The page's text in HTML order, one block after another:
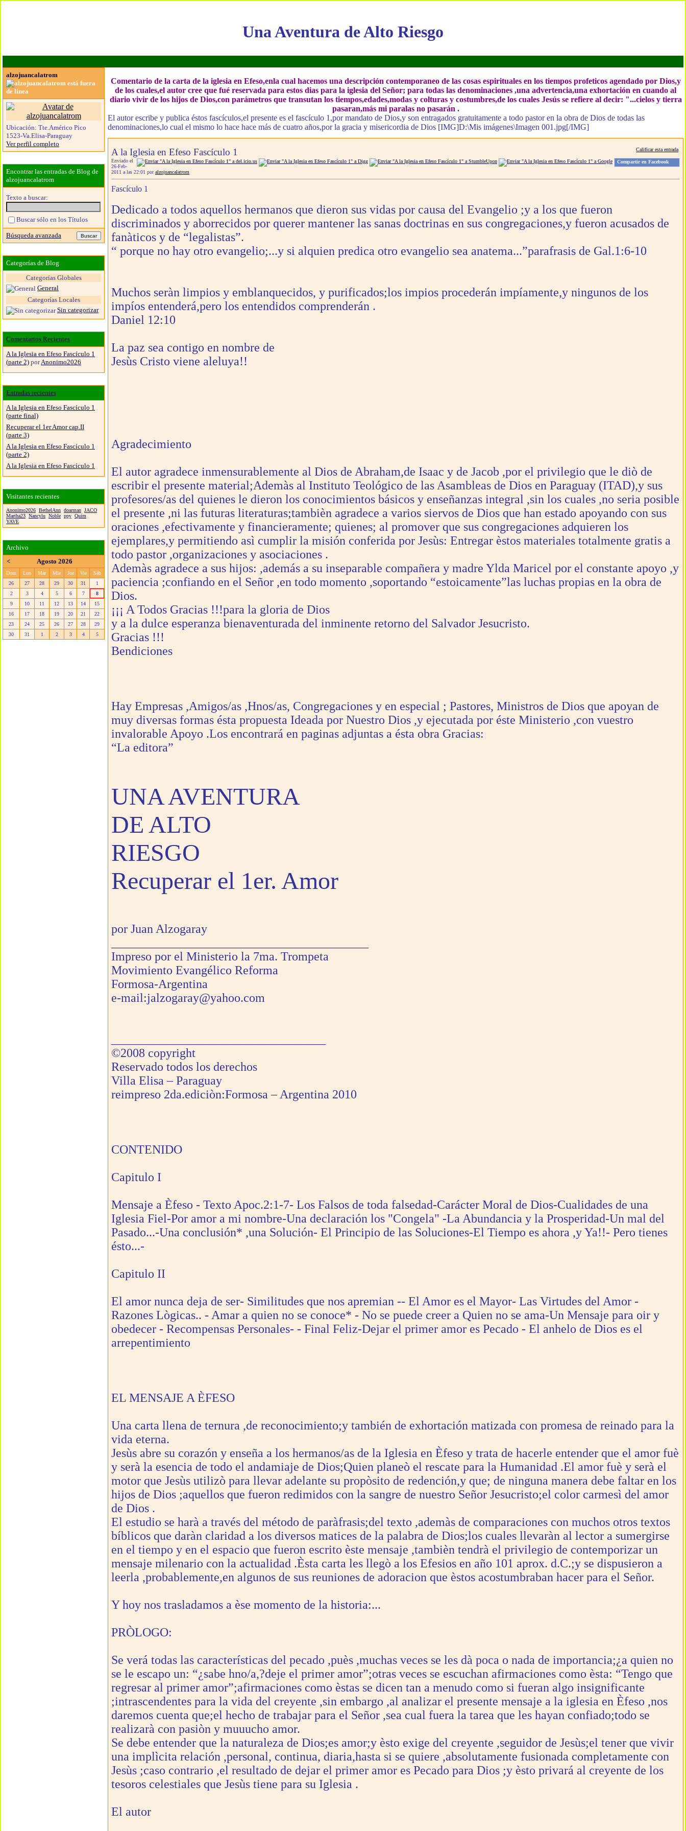
Una Aventura de Alto Riesgo
Comentario de la carta de la iglesia en Efeso,enla cual hacemos una descripción contemporaneo de las cosas espirituales en los tiempos profeticos agendado por Dios,y
de los cuales,el autor cree que fué reservada para estos dias para la iglesia del Señor; para todas las denominaciones ,una advertencia,una exhortación en cuando al
diario vivir de los hijos de Dios,con parámetros que transutan los tiempos,edades,modas y colturas y costumbres,de los cuales Jesús se refiere al decir: "...cielos y tierra
pasaran,más mi paralas no pasarán .
El autor escribe y publica éstos fascículos,el presente es el fascículo 1,por mandato de Dios,y son entragados gratuitamente a todo pastor en la obra de Dios de todas las
denominaciones,lo cual el mismo lo hace hace más de cuatro años,por la gracia y misericordia de Dios [IMG]D:\Mis imágenes\Imagen 001.jpg[/IMG]
Calificar esta entrada
A la Iglesia en Efeso Fascículo 1
Compartir en Facebook
Enviado el
26-Feb-
2011 a las 22:01 poralzojuancalatrom
Fascículo 1
Dedicado a todos aquellos hermanos que dieron sus vidas por causa del Evangelio ;y a los que fueron
discriminados y aborrecidos por querer mantener las sanas doctrinas en sus congregaciones,y fueron acusados de
fanàticos y de “legalistas”.
“ porque no hay otro evangelio;...y si alquien predica otro evangelio sea anatema...”parafrasis de Gal.1:6-10
Muchos seràn limpios y emblanquecidos, y purificados;los impios procederán impíamente,y ningunos de los
impíos entenderá,pero los entendidos comprenderán .
Daniel 12:10
La paz sea contigo en nombre de
Jesùs Cristo viene aleluya!!
Agradecimiento
El autor agradece inmensurablemente al Dios de Abraham,de Isaac y de Jacob ,por el privilegio que le diò de
escribir el presente material;Ademàs al Instituto Teológico de las Asambleas de Dios en Paraguay (ITAD),y sus
profesores/as del quienes le dieron los conocimientos básicos y enseñanzas integral ,sin los cuales ,no seria posible
el presente ,ni las futuras literaturas;tambièn agradece a varios siervos de Dios que han estado apoyando con sus
oraciones ,efectivamente y financieramente; quienes; al promover que sus congregaciones adquieren los
ejemplares,y permitiendo asì cumplir la misión conferida por Jesùs: Entregar èstos materiales totalmente gratis a
todo pastor ,organizaciones y asociaciones .
Ademàs agradece a sus hijos: ,además a su inseparable compañera y madre Ylda Maricel por el constante apoyo ,y
paciencia ;confiando en el Señor ,en todo momento ,soportando “estoicamente”las luchas propias en la obra de
Dios.
¡¡¡ A Todos Gracias !!!para la gloria de Dios
y a la dulce esperanza bienaventurada del inminente retorno del Salvador Jesucristo.
Gracias !!!
Bendiciones
Hay Empresas ,Amigos/as ,Hnos/as, Congregaciones y en especial ; Pastores, Ministros de Dios que apoyan de
muy diversas formas ésta propuesta Ideada por Nuestro Dios ,y ejecutada por éste Ministerio ,con vuestro
invalorable Apoyo .Los encontrará en paginas adjuntas a ésta obra Gracias:
“La editora”
UNA AVENTURA
DE ALTO
RIESGO
Recuperar el 1er. Amor
por Juan Alzogaray
Impreso por el Ministerio la 7ma. Trompeta
Movimiento Evangélico Reforma
Formosa-Argentina
e-mail:jalzogaray@yahoo.com
©2008 copyright
Reservado todos los derechos
Villa Elisa – Paraguay
reimpreso 2da.ediciòn:Formosa – Argentina 2010
CONTENIDO
Capitulo I
Mensaje a Èfeso - Texto Apoc.2:1-7- Los Falsos de toda falsedad-Carácter Moral de Dios-Cualidades de una
Iglesia Fiel-Por amor a mi nombre-Una declaración los "Congela" -La Abundancia y la Prosperidad-Un mal del
Pasado...-Una conclusión* ,una Solución- El Principio de las Soluciones-El Tiempo es ahora ,y Ya!!- Pero tienes
ésto...-
Capitulo II
El amor nunca deja de ser- Similitudes que nos apremian -- El Amor es el Mayor- Las Virtudes del Amor -
Razones Lògicas.. - Amar a quien no se conoce* - No se puede creer a Quien no se ama-Un Mensaje para oir y
obedecer - Recompensas Personales- - Final Feliz-Dejar el primer amor es Pecado - El anhelo de Dios es el
arrepentimiento
EL MENSAJE A ÈFESO
Una carta llena de ternura ,de reconocimiento;y también de exhortación matizada con promesa de reinado para la
vida eterna.
Jesùs abre su corazón y enseña a los hermanos/as de la Iglesia en Èfeso y trata de hacerle entender que el amor fuè
y serà la esencia de todo el andamiaje de Dios;Quien planeò el rescate para la Humanidad .El amor fuè y serà el
motor que Jesùs utilizò para llevar adelante su propòsito de redención,y que; de ninguna manera debe faltar en los
hijos de Dios ;aquellos que fueron redimidos con la sangre de nuestro Señor Jesucristo;el color carmesì del amor
de Dios .
El estudio se harà a través del método de paràfrasis;del texto ,ademàs de comparaciones con muchos otros textos
bíblicos que daràn claridad a los diversos matices de la palabra de Dios;los cuales llevaràn al lector a sumergirse
en el tiempo y en el espacio que fueron escrito èste mensaje ,tambièn tendrà el privilegio de contemporizar un
mensaje milenario con la actualidad .Èsta carta les llegò a los Efesios en año 101 aprox. d.C.;y se dispusieron a
leerla ,probablemente,en algunos de sus reuniones de adoracion que èstos acostumbraban hacer para el Señor.
Y hoy nos trasladamos a èse momento de la historia:...
PRÒLOGO:
Se verá todas las características del pecado ,puès ,muchas veces se les dà poca o nada de importancia;¿a quien no
se le escapo un: “¿sabe hno/a,?deje el primer amor”;otras veces se escuchan afirmaciones como èsta: “Tengo que
regresar al primer amor”;afirmaciones como èstas se dicen tan a menudo como si fueran algo insignificante
;intrascendentes para la vida del creyente ,sin embargo ,al analizar el presente mensaje a la iglesia en Èfeso ,nos
daremos cuenta que;el hecho de trabajar para el Señor ,sea cual fuera la tarea que les hayan confiado;todo se
realizarà con pasiòn y muuucho amor.
Se debe entender que la naturaleza de Dios;es amor;y èsto exige del creyente ,seguidor de Jesùs;el tener que vivir
una implìcita relación ,personal, continua, diaria,hasta si se quiere ,absolutamente fusionada completamente con
Jesùs ;caso contrario ,el resultado de dejar el primer amor es Pecado para Dios ;y èsto privará al creyente de los
tesoros celestiales que Jesùs tiene para su Iglesia .
El autor
alzojuancalatrom
Ubicación: Tte.Américo Pico
1523-Va.Elisa-Paraguay
Ver perfil completo
Encontrar las entradas de Blog de
alzojuancalatrom
Texto a buscar:
Buscar sólo en los Títulos
Búsqueda avanzada
Categorías de Blog
Categorías Globales
General
Categorías Locales
Sin categorizar
Comentarios Recientes
A la Iglesia en Efeso Fascículo 1
(parte 2) porAnonimo2026
Entradas recientes
A la Iglesia en Efeso Fascículo 1
(parte final)
Recuperar el 1er Amor cap.II
(parte 3)
A la Iglesia en Efeso Fascículo 1
(parte 2)
A la Iglesia en Efeso Fascículo 1
Visitantes recientes
Anonimo2026 BethelAnn doarman JACO
Martha23 Nancylu Noble ppy Quim
YAVE
Archivo
<
Agosto 2026
Dom Lun Mar Mie Jue Vie
Sáb
26
27 28 29 30 31
1
2
3 4 5 6 7
8
9
10 11 12 13 14
15
16
17 18 19 20 21
22
23
24 25 26 27 28
29
30
31 1 2 3 4 5